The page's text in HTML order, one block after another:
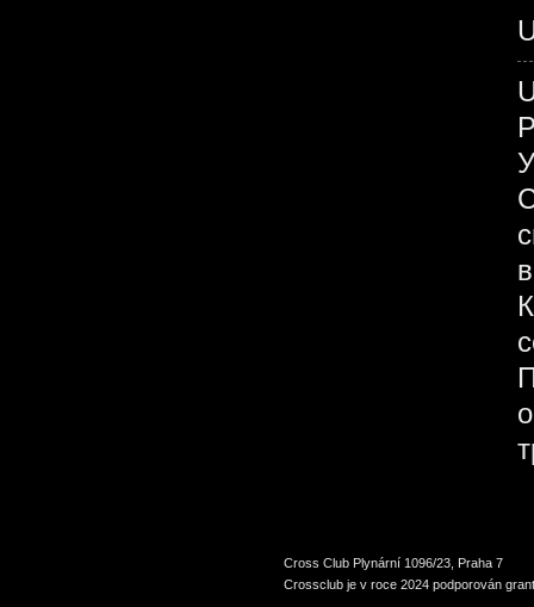
Cross Club Plynární 1096/23, Praha 7
Crossclub je v roce 2024 podporován